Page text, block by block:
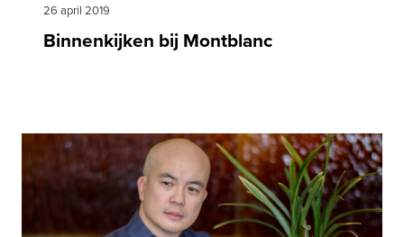
26 april 2019
Binnenkijken bij Montblanc